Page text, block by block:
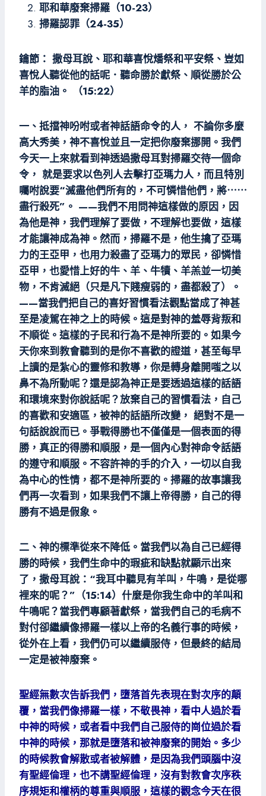
耶和華廢棄掃羅（10-23）
掃羅認罪（24-35）
鑰節： 撒母耳說、耶和華喜悅燔祭和平安祭、豈如
喜悅人聽從他的話呢．聽命勝於獻祭、順從勝於公
羊的脂油。 （15:22）
一、抵擋神吩咐或者神話語命令的人， 不論你多麼
高大秀美，神不喜悅並且一定把你廢棄挪開。我們
今天一上來就看到神透過撒母耳對掃羅交待一個命
令， 就是要求以色列人去擊打亞瑪力人，而且特別
囑咐說要“滅盡他們所有的，不可憐惜他們，將⋯⋯
盡行殺死”。 ——我們不用問神這樣做的原因，因
為他是神，我們理解了要做，不理解也要做，這樣
才能讓神成為神。然而，掃羅不是，他生擒了亞瑪
力的王亞甲，也用力殺盡了亞瑪力的眾民，卻憐惜
亞甲，也愛惜上好的牛、羊、牛犢、羊羔並一切美
物，不肯滅絕（只是凡下賤瘦弱的，盡都殺了）。
——當我們把自己的喜好習慣看法觀點當成了神甚
至是凌駕在神之上的時候。這是對神的羞辱背叛和
不順從。這樣的子民和行為不是神所要的。如果今
天你來到教會聽到的是你不喜歡的證道，甚至每早
上讀的是紮心的靈修和教導，你是轉身離開嗤之以
鼻不為所動呢？還是認為神正是要透過這樣的話語
和環境來對你說話呢？放棄自己的習慣看法，自己
的喜歡和安適區，被神的話語所改變， 絕對不是一
句話說說而已。爭戰得勝也不僅僅是一個表面的得
勝，真正的得勝和順服，是一個內心對神命令話語
的遵守和順服。不容許神的手的介入，一切以自我
為中心的性情，都不是神所要的。掃羅的故事讓我
們再一次看到，如果我們不讓上帝得勝，自己的得
勝有不過是假象。
二、神的標準從來不降低。當我們以為自己已經得
勝的時候，我們生命中的瑕疵和缺點就顯示出來
了，撒母耳說：“我耳中聽見有羊叫，牛鳴，是從哪
裡來的呢？”（15:14）什麼是你我生命中的羊叫和
牛鳴呢？當我們專顧著獻祭，當我們自己的毛病不
對付卻繼續像掃羅一樣以上帝的名義行事的時候，
從外在上看，我們仍可以繼續服侍，但最終的結局
一定是被神廢棄。
聖經無數次告訴我們，墮落首先表現在對次序的顛
覆，當我們像掃羅一樣，不敬畏神，看中人過於看
中神的時候，或者看中我們自己服侍的崗位過於看
中神的時候，那就是墮落和被神廢棄的開始。多少
的時候教會解散或者被解體，是因為我們頭腦中沒
有聖經倫理，也不講聖經倫理，沒有對教會次序秩
序規矩和權柄的尊重與順服，這樣的觀念今天在很